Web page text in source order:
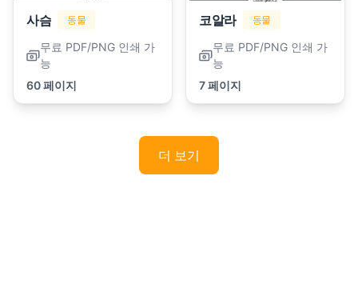
사슴 동물
무료 PDF/PNG 인쇄 가
능
60 페이지
코알라 동물
무료 PDF/PNG 인쇄 가
능
7 페이지
더 보기